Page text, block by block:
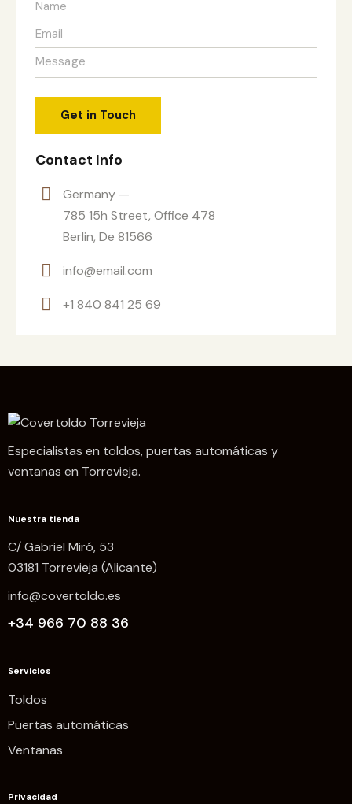
Contact Info
Germany —
785 15h Street, Office 478
Berlin, De 81566
info@email.com
+1 840 841 25 69
Especialistas en toldos, puertas automáticas y
ventanas en Torrevieja.
Nuestra tienda
C/ Gabriel Miró, 53
03181 Torrevieja (Alicante)
info@covertoldo.es
+34 966 70 88 36
Servicios
Toldos
Puertas automáticas
Ventanas
Privacidad